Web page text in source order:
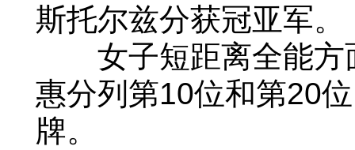
斯托尔兹分获冠亚军。
女子短距离全能方
惠分列第10位和第20
牌。